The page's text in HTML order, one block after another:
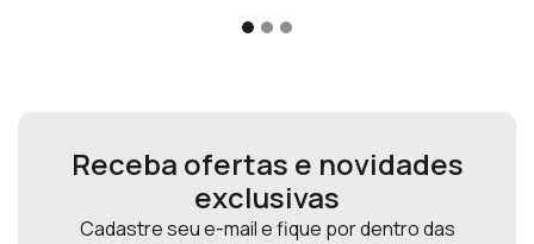
Receba ofertas e novidades
exclusivas
Cadastre seu e-mail e fique por dentro das